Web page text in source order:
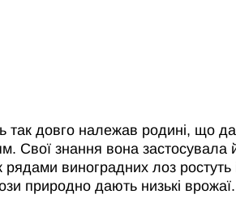
довго належав родині, що
Свої знання вона
виноградних лоз
природно дають низькі